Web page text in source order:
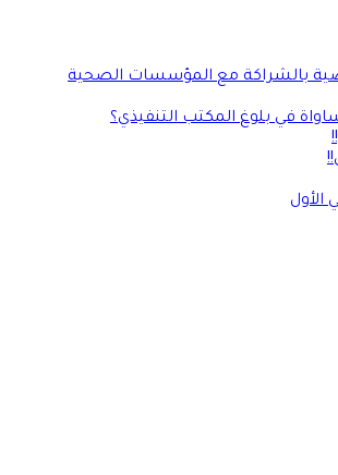
بالشراكة مع المؤسسات الصحية
في بلوغ المكتب التنفيذي؟